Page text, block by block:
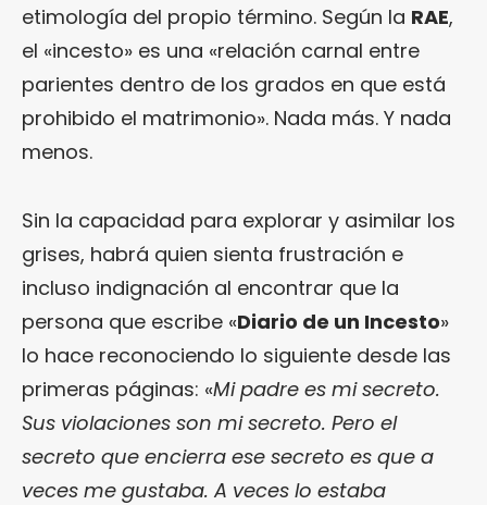
etimología del propio término. Según la RAE,
el «incesto» es una «relación carnal entre
parientes dentro de los grados en que está
prohibido el matrimonio». Nada más. Y nada
menos.
Sin la capacidad para explorar y asimilar los
grises, habrá quien sienta frustración e
incluso indignación al encontrar que la
persona que escribe «Diario de un Incesto»
lo hace reconociendo lo siguiente desde las
primeras páginas: «Mi padre es mi secreto.
Sus violaciones son mi secreto. Pero el
secreto que encierra ese secreto es que a
veces me gustaba. A veces lo estaba